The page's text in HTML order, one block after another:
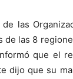
de las
de las 8
que el
dijo que su